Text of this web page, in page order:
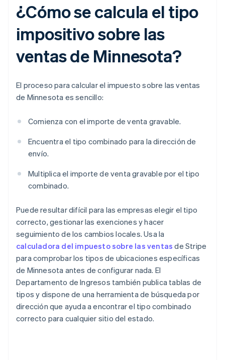
¿Cómo se calcula el tipo
impositivo sobre las
ventas de Minnesota?
El proceso para calcular el impuesto sobre las ventas
de Minnesota es sencillo:
Comienza con el importe de venta gravable.
Encuentra el tipo combinado para la dirección de
envío.
Multiplica el importe de venta gravable por el tipo
combinado.
Puede resultar difícil para las empresas elegir el tipo
correcto, gestionar las exenciones y hacer
seguimiento de los cambios locales. Usa la
calculadora del impuesto sobre las ventas de Stripe
para comprobar los tipos de ubicaciones específicas
de Minnesota antes de configurar nada. El
Departamento de Ingresos también publica tablas de
tipos y dispone de una herramienta de búsqueda por
dirección que ayuda a encontrar el tipo combinado
correcto para cualquier sitio del estado.